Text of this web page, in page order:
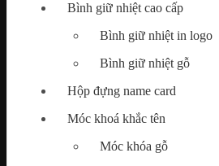
Bình giữ nhiệt cao cấp
Bình giữ nhiệt in logo
Bình giữ nhiệt gỗ
Hộp đựng name card
Móc khoá khắc tên
Móc khóa gỗ